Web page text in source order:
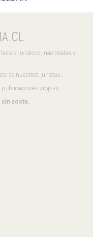
jurídicos, nacionales y
de nuestros juristas.
propias.
sin costo.